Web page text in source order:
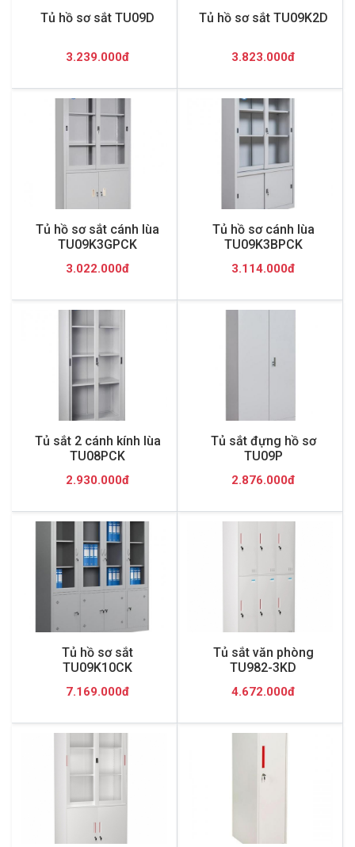
Tủ hồ sơ sắt TU09D
3.239.000đ
Tủ hồ sơ sắt TU09K2D
3.823.000đ
Tủ hồ sơ sắt cánh lùa
TU09K3GPCK
3.022.000đ
Tủ hồ sơ cánh lùa
TU09K3BPCK
3.114.000đ
Tủ sắt 2 cánh kính lùa
TU08PCK
2.930.000đ
Tủ sắt đựng hồ sơ
TU09P
2.876.000đ
Tủ hồ sơ sắt
TU09K10CK
7.169.000đ
Tủ sắt văn phòng
TU982-3KD
4.672.000đ